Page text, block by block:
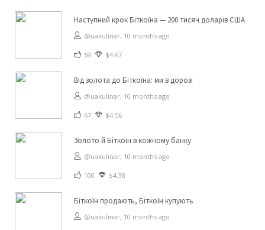
Наступний крок Біткоїна — 200 тисяч доларів США
@uakulinar, 10 months ago
69 $4.67
Від золота до Біткоїна: ми в дорозі
@uakulinar, 10 months ago
67 $4.56
Золото й Біткоїн в кожному банку
@uakulinar, 10 months ago
100 $4.38
Біткоїн продають, Біткоїн купують
@uakulinar, 10 months ago